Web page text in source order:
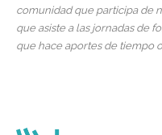
comunidad que participa de
que asiste a las jornadas de
que hace aportes de tiempo